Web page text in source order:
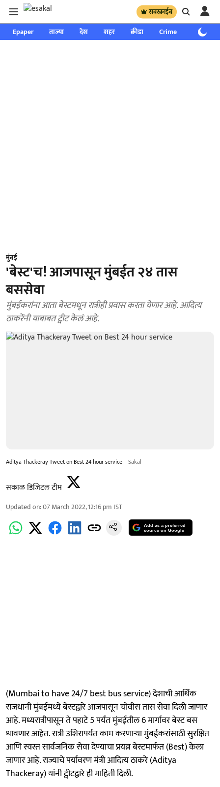
सबस्क्राईब
Epaper ताज्या देश शहर क्रीडा Crime साप्ताहिक
मुंबई
'बेस्ट'च! आजपासून मुंबईत २४ तास
बससेवा
मुंबईकरांना आता बेस्टमधून रात्रीही प्रवास करता येणार आहे. आदित्य
ठाकरेंनी याबाबत ट्वीट केलं आहे.
Aditya Thackeray Tweet on Best 24 hour service Sakal
सकाळ डिजिटल टीम
Updated on:07 March 2022, 12:16 pm IST
Add as a preferred
source on Google
(Mumbai to have 24/7 best bus service) देशाची आर्थिक
राजधानी मुंबईमध्ये बेस्टद्वारे आजपासून चोवीस तास सेवा दिली जाणार
आहे. मध्यरात्रीपासून ते पहाटे 5 पर्यंत मुंबईतील 6 मार्गावर बेस्ट बस
धावणार आहेत. रात्री उशिरापर्यंत काम करणाऱ्या मुंबईकरांसाठी सुरक्षित
आणि स्वस्त सार्वजनिक सेवा देण्याचा प्रयत्न बेस्टमार्फत (Best) केला
जाणार आहे. राज्याचे पर्यावरण मंत्री आदित्य ठाकरे (Aditya
Thackeray) यांनी ट्वीटद्वारे ही माहिती दिली.